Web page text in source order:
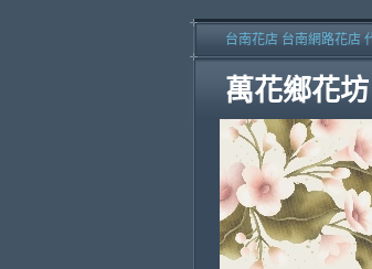
萬花鄉花
台南花店 台南網路花店